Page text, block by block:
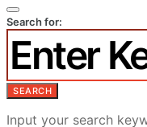
Search for:
SEARCH
Input your search